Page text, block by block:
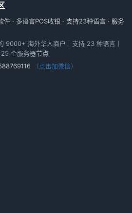
· 多语言POS收银 · 支持23种语言 · 服务
9000+ 海外华人商户｜支持 23 种语言｜
个服务器节点
（点击加微信）